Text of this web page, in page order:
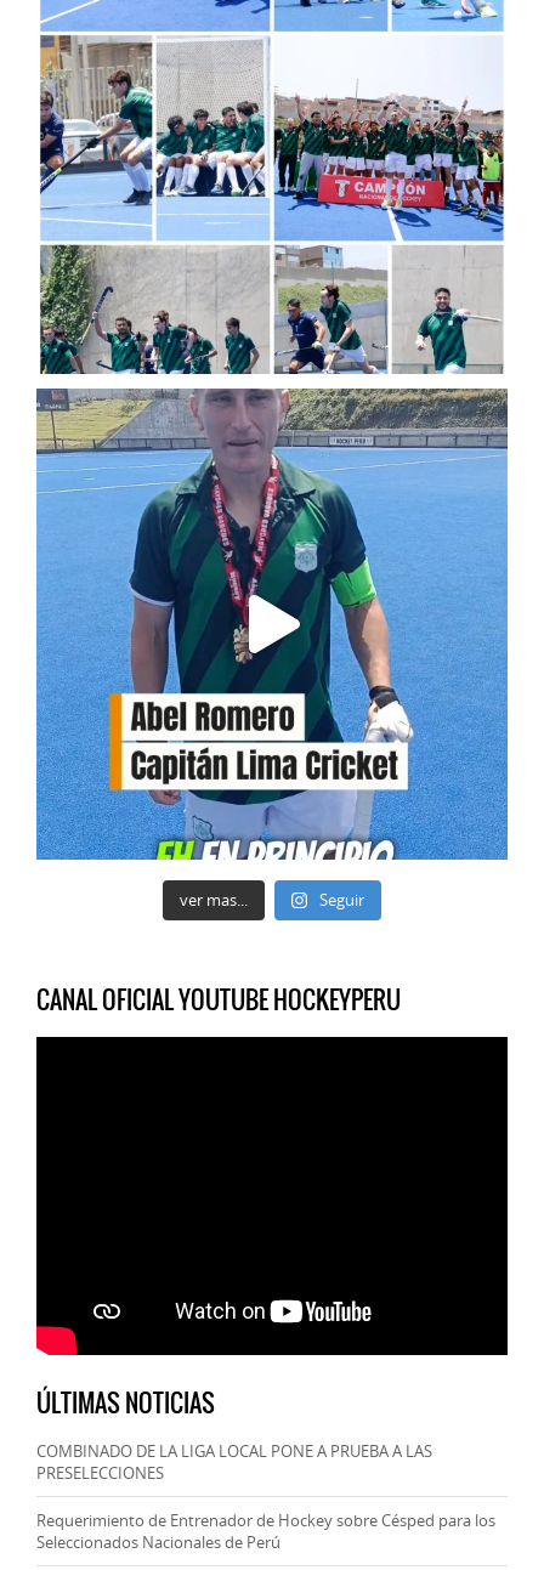
ver mas... Seguir
CANAL OFICIAL YOUTUBE HOCKEYPERU
ÚLTIMAS NOTICIAS
COMBINADO DE LA LIGA LOCAL PONE A PRUEBA A LAS
PRESELECCIONES
Requerimiento de Entrenador de Hockey sobre Césped para los
Seleccionados Nacionales de Perú